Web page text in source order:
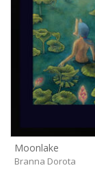
Moonlake
Branna Dorota